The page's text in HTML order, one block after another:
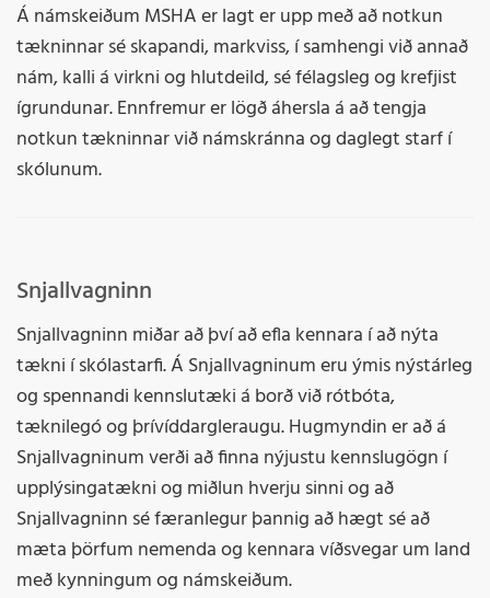
Á námskeiðum MSHA er lagt er upp með að notkun
tækninnar sé skapandi, markviss, í samhengi við annað
nám, kalli á virkni og hlutdeild, sé félagsleg og krefjist
ígrundunar. Ennfremur er lögð áhersla á að tengja
notkun tækninnar við námskránna og daglegt starf í
skólunum.
Snjallvagninn
Snjallvagninn miðar að því að efla kennara í að nýta
tækni í skólastarfi. Á Snjallvagninum eru ýmis nýstárleg
og spennandi kennslutæki á borð við rótbóta,
tæknilegó og þrívíddargleraugu. Hugmyndin er að á
Snjallvagninum verði að finna nýjustu kennslugögn í
upplýsingatækni og miðlun hverju sinni og að
Snjallvagninn sé færanlegur þannig að hægt sé að
mæta þörfum nemenda og kennara víðsvegar um land
með kynningum og námskeiðum.